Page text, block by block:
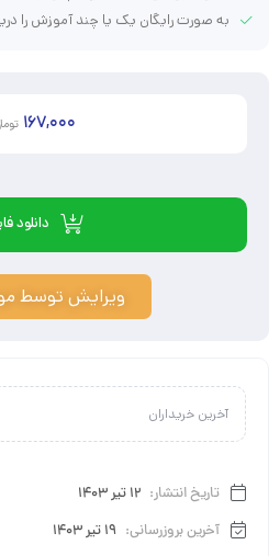
به صورت رایگان یک یا چند آموزش را
167,000
دانلود
ویرایش توسط
آخرین خریداران
تاریخ انتشار: 12 تیر 1403
آخرین بروزرسانی: 19 تیر 1403